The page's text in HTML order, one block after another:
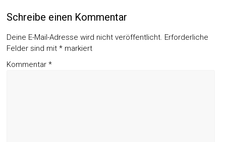
Schreibe einen Kommentar
Deine E-Mail-Adresse wird nicht veröffentlicht. Erforderliche
Felder sind mit* markiert
Kommentar*